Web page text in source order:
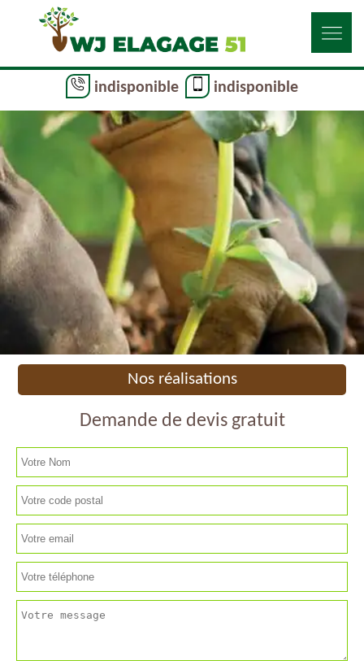
indisponible indisponible
Nos réalisations
Demande de devis gratuit